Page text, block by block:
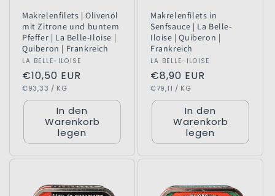
Makrelenfilets | Olivenöl
mit Zitrone und buntem
Pfeffer | La Belle-Iloise |
Quiberon | Frankreich
Anbieter:
LA BELLE-ILOISE
Normaler
Preis
€10,50 EUR
GRUNDPREIS
€93,33 / PRO
KG
In den
Warenkorb
legen
Makrelenfilets in
Senfsauce | La Belle-
Iloise | Quiberon |
Frankreich
Anbieter:
LA BELLE-ILOISE
Normaler
Preis
€8,90 EUR
GRUNDPREIS
€79,11 / PRO
KG
In den
Warenkorb
legen